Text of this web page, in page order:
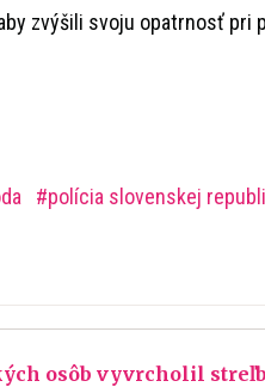
zvýšili svoju opatrnosť pri
polícia slovenskej
osôb vyvrcholil